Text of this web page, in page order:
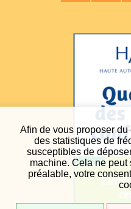
Afin de vous proposer
des statistiques de
susceptibles de
machine. Cela ne peut
préalable, votre